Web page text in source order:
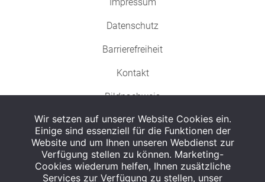
Datenschutz
Barrierefreiheit
Kontakt
Bildnachweis
Abgabe in haushaltsüblichen Mengen, solange der Vorrat reicht. Für Druck-
und Satzfehler keine Haftung.
Wir setzen auf unserer Website Cookies ein.
Einige sind essenziell für die Funktionen der
Website und um Ihnen unseren Webdienst zur
Verfügung stellen zu können. Marketing-
Cookies wiederum helfen, Ihnen zusätzliche
Services zur Verfügung zu stellen, unser